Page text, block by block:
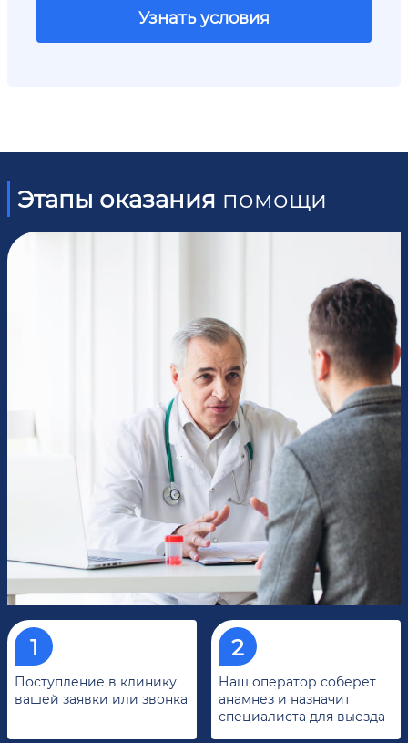
Узнать условия
Этапы оказания помощи
Поступление в клинику
вашей заявки или звонка
Наш оператор соберет
анамнез и назначит
специалиста для выезда